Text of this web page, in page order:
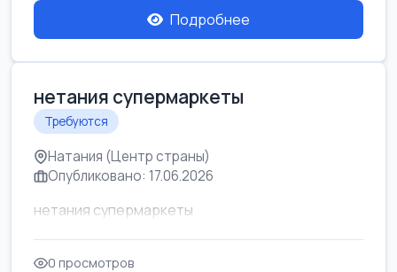
Подробнее
нетания супермаркеты
Требуются
Натания (Центр страны)
Опубликовано: 17.06.2026
нетания супермаркеты
0 просмотров